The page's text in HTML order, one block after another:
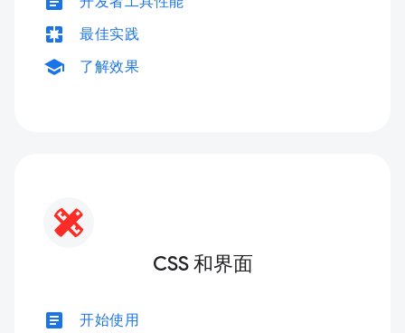
pages 最佳实践
school 了解效果
CSS 和界面
article 开始使用